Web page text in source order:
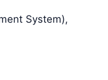
System),